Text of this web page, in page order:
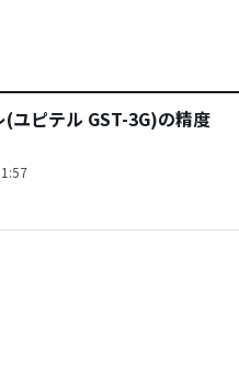
(ユピテル GST-3G)の精度